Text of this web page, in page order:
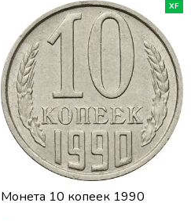
XF
Монета 10 копеек 1990